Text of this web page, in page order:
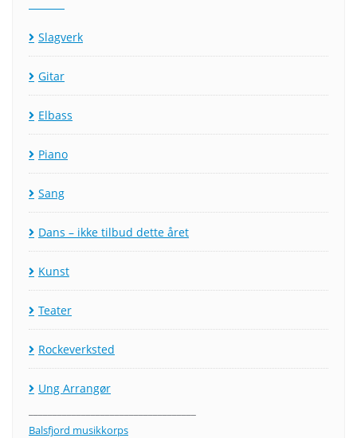
Slagverk
Gitar
Elbass
Piano
Sang
Dans – ikke tilbud dette året
Kunst
Teater
Rockeverksted
Ung Arrangør
Balsfjord musikkorps